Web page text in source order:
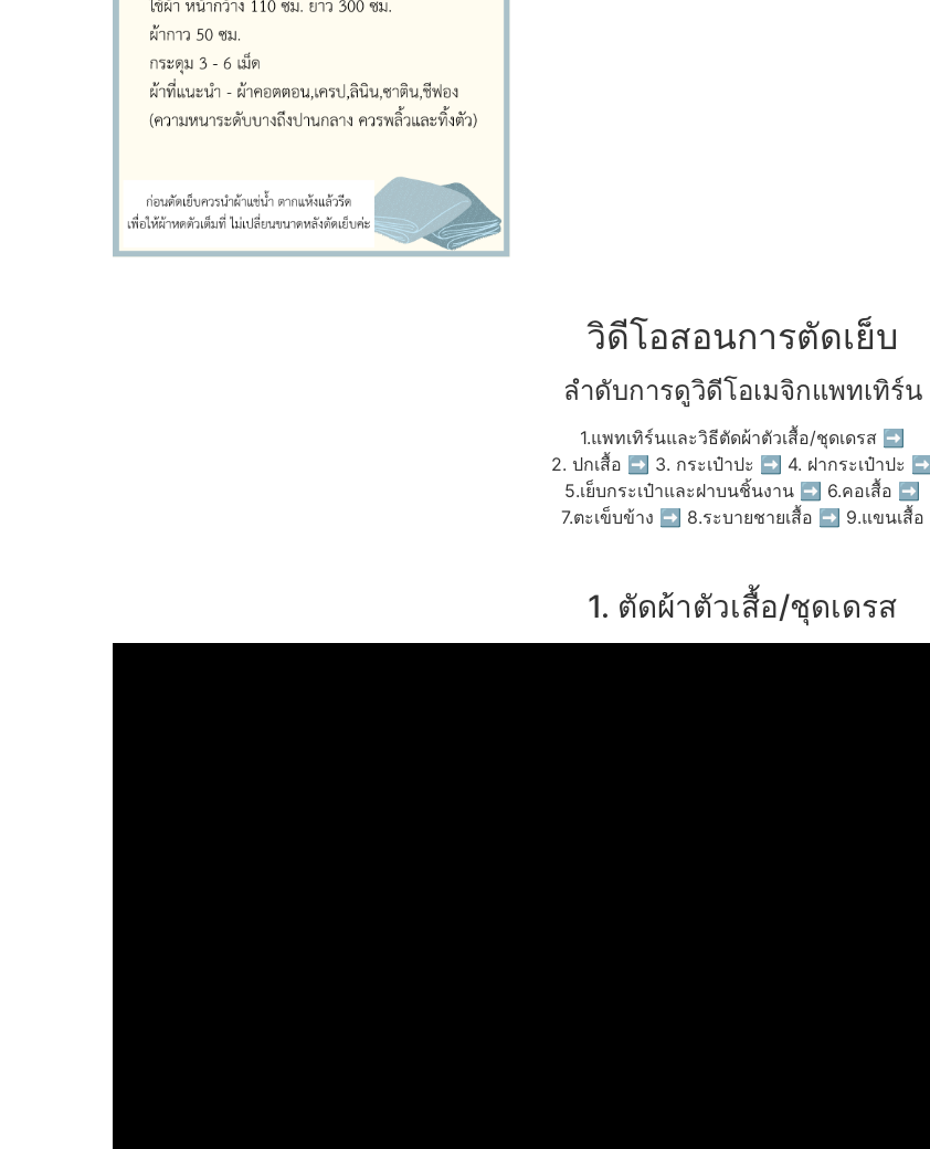
วิดีโอสอนการตัดเย็บ
ลำดับการดูวิดีโอเมจิกแพทเทิร์น
1.แพทเทิร์นและวิธีตัดผ้าตัวเสื้อ/ชุดเดรส ➡
2. ปกเสื้อ ➡ 3. กระเป๋าปะ ➡ 4. ฝากระเป๋าปะ ➡
5.เย็บกระเป๋าและฝาบนชิ้นงาน ➡ 6.คอเสื้อ ➡
7.ตะเข็บข้าง ➡ 8.ระบายชายเสื้อ ➡ 9.แขนเสื้อ
1. ตัดผ้าตัวเสื้อ/ชุดเดรส